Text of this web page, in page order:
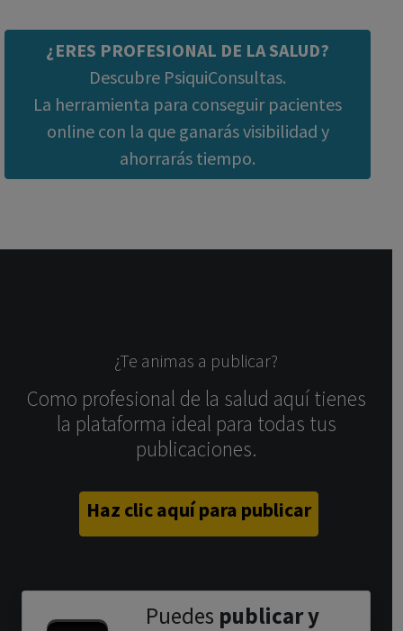
¿ERES PROFESIONAL DE LA SALUD?
Descubre PsiquiConsultas.
La herramienta para conseguir pacientes
online con la que ganarás visibilidad y
ahorrarás tiempo.
¿Te animas a publicar?
Como profesional de la salud aquí tienes
la plataforma ideal para todas tus
publicaciones.
Haz clic aquí para publicar
Puedes publicar y